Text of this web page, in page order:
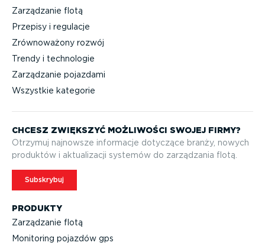
Zarządzanie flotą
Przepisy i regulacje
Zrównoważony rozwój
Trendy i technologie
Zarządzanie pojazdami
Wszystkie kategorie
PRODUKTY
Zarządzanie flotą
Monitoring pojazdów gps
CHCESZ ZWIĘKSZYĆ MOŻLIWOŚCI SWOJEJ FIRMY?
Otrzymuj najnowsze informacje dotyczące branży, nowych
produktów i aktuali­zacji systemów do zarządzania flotą.
Subskrybuj